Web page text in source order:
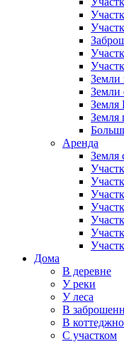
Земли
Земли
Земля
Земля
Аренда
Земля
Дома
В деревне
У реки
У леса
В
В
С участком